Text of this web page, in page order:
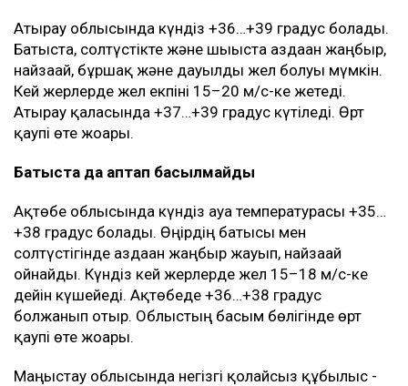
Атырау облысында күндіз +36…+39 градус болады.
Батыста, солтүстікте және шығыста аздаған жаңбыр,
найзағай, бұршақ және дауылды жел болуы мүмкін.
Кей жерлерде жел екпіні 15–20 м/с-ке жетеді.
Атырау қаласында +37…+39 градус күтіледі. Өрт
қаупі өте жоғары.
Батыста да аптап басылмайды
Ақтөбе облысында күндіз ауа температурасы +35…
+38 градус болады. Өңірдің батысы мен
солтүстігінде аздаған жаңбыр жауып, найзағай
ойнайды. Күндіз кей жерлерде жел 15–18 м/с-ке
дейін күшейеді. Ақтөбеде +36…+38 градус
болжанып отыр. Облыстың басым бөлігінде өрт
қаупі өте жоғары.
Маңғыстау облысында негізгі қолайсыз құбылыс -